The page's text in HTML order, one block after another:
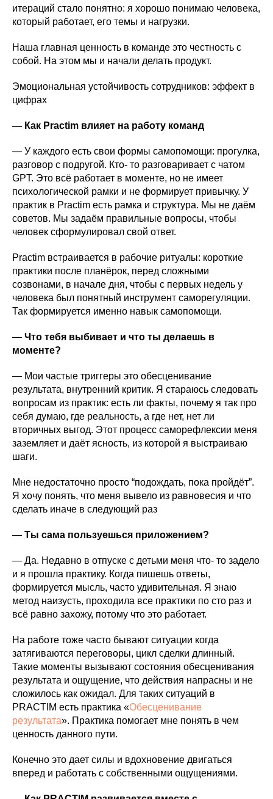
итераций стало понятно: я хорошо понимаю человека,
который работает, его темы и нагрузки.
Наша главная ценность в команде это честность с
собой. На этом мы и начали делать продукт.
Эмоциональная устойчивость сотрудников: эффект в
цифрах
— Как Practim влияет на работу команд
— У каждого есть свои формы самопомощи: прогулка,
разговор с подругой. Кто- то разговаривает с чатом
GPT. Это всё работает в моменте, но не имеет
психологической рамки и не формирует привычку. У
практик в Practim есть рамка и структура. Мы не даём
советов. Мы задаём правильные вопросы, чтобы
человек сформулировал свой ответ.
Practim встраивается в рабочие ритуалы: короткие
практики после планёрок, перед сложными
созвонами, в начале дня, чтобы с первых недель у
человека был понятный инструмент саморегуляции.
Так формируется именно навык самопомощи.
— Что тебя выбивает и что ты делаешь в
моменте?
— Мои частые триггеры это обесценивание
результата, внутренний критик. Я стараюсь следовать
вопросам из практик: есть ли факты, почему я так про
себя думаю, где реальность, а где нет, нет ли
вторичных выгод. Этот процесс саморефлексии меня
заземляет и даёт ясность, из которой я выстраиваю
шаги.
Мне недостаточно просто “подождать, пока пройдёт”.
Я хочу понять, что меня вывело из равновесия и что
сделать иначе в следующий раз
— Ты сама пользуешься приложением?
— Да. Недавно в отпуске с детьми меня что- то задело
и я прошла практику. Когда пишешь ответы,
формируется мысль, часто удивительная. Я знаю
метод наизусть, проходила все практики по сто раз и
всё равно захожу, потому что это работает.
На работе тоже часто бывают ситуации когда
затягиваются переговоры, цикл сделки длинный.
Такие моменты вызывают состояния обесценивания
результата и ощущение, что действия напрасны и не
сложилось как ожидал. Для таких ситуаций в
PRACTIM есть практика «Обесценивание
результата». Практика помогает мне понять в чем
ценность данного пути.
Конечно это дает силы и вдохновение двигаться
вперед и работать с собственными ощущениями.